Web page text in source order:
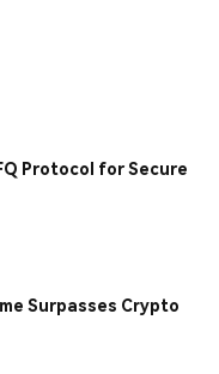
Protocol for Secure
Surpasses Crypto